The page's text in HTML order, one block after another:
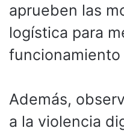
aprueben las
logística para
Además,
a la violencia